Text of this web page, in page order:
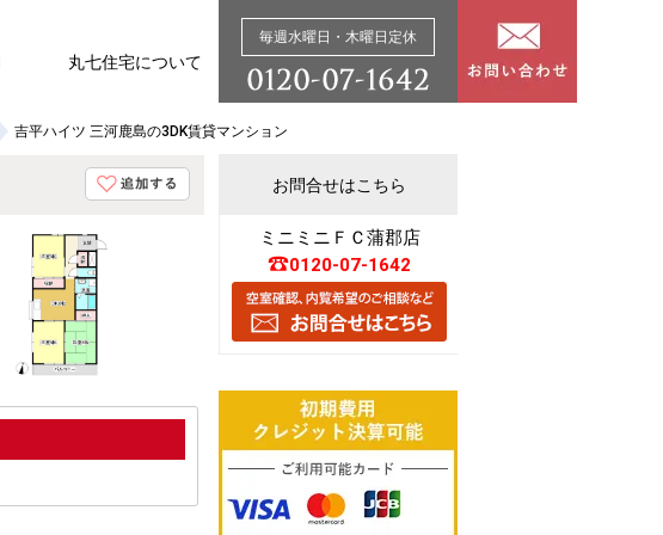
丸七住宅について
毎週水曜日・木曜日定休
吉平ハイツ 三河鹿島の3DK賃貸マンション
お問合せはこちら
ミニミニＦＣ蒲郡店
0120-07-1642